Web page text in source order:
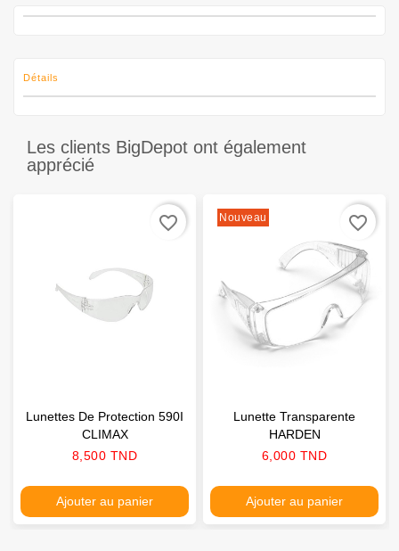
Détails
Les clients BigDepot ont également
apprécié
Lunettes De Protection 590I
CLIMAX
Prix
8,500 TND
Ajouter au panier
favorite_border Nouveau
Lunette Transparente
HARDEN
Prix
6,000 TND
Ajouter au panier
favorite_border